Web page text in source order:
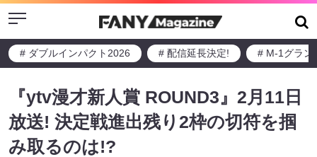
Menu
# ダブルインパクト2026 # 配信延長決定! # M-1グラン
『ytv漫才新人賞 ROUND3』2月11日
放送! 決定戦進出残り2枠の切符を掴
み取るのは!?